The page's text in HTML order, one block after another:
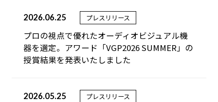
2026.06.25 プレスリリース
プロの視点で優れたオーディオビジュアル機
器を選定。アワード「VGP2026 SUMMER」の
授賞結果を発表いたしました
2026.05.25 プレスリリース